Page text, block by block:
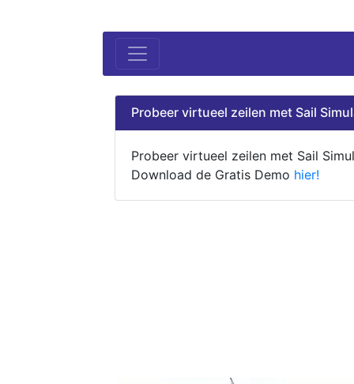
Probeer virtueel zeilen met Sail
Probeer virtueel zeilen met Sail
Download de Gratis Demo hier!